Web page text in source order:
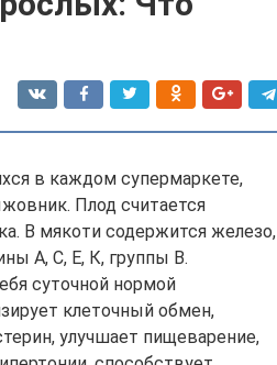
в каждом супермаркете,
Плод считается
В мякоти содержится железо,
А, С, Е, К, группы В.
суточной нормой
клеточный обмен,
улучшает пищеварение,